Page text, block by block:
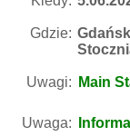
Gdzie: Gdańsk
Uwagi: Main
Uwaga: